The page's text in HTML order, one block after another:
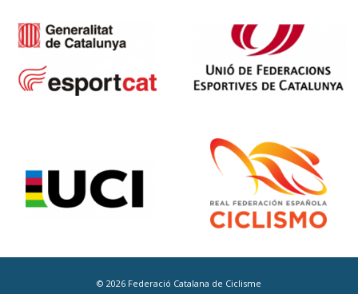
© 2026 Federació Catalana de Ciclisme